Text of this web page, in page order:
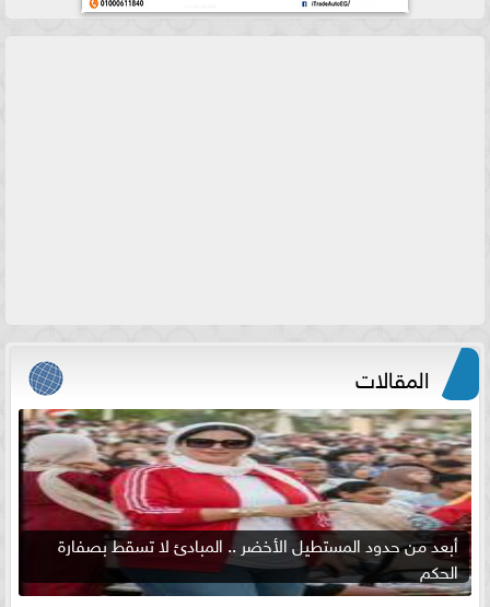
المقالات
أبعد من حدود المستطيل الأخضر .. المبادئ لا تسقط بصفارة
الحكم